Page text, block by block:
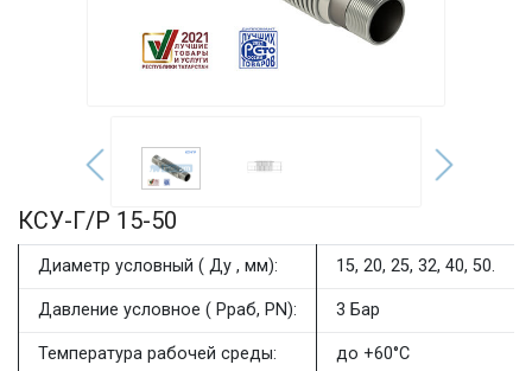
КСУ-Г/P 15-50
Диаметр условный ( Ду , мм): 15, 20, 25, 32, 40, 50.
Давление условное ( Рраб, PN): 3 Бар
Температура рабочей среды: до +60°С